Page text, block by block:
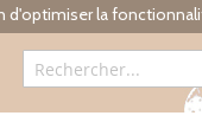
d'optimiser la